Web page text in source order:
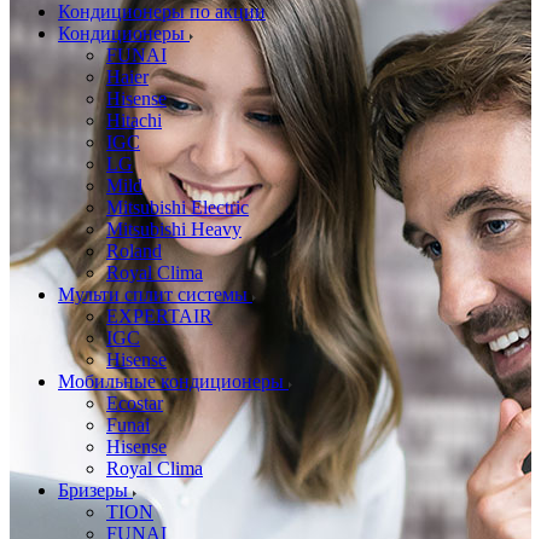
Кондиционеры по акции
Кондиционеры
FUNAI
Haier
Hisense
Hitachi
IGC
LG
Mild
Mitsubishi Electric
Mitsubishi Heavy
Roland
Royal Clima
Мульти сплит системы
EXPERTAIR
IGC
Hisense
Мобильные кондиционеры
Ecostar
Funai
Hisense
Royal Clima
Бризеры
TION
FUNAI